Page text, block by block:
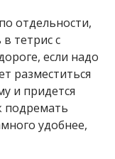
отдельности,
тетрис с
если надо
разместиться
и придется
подремать
удобнее,